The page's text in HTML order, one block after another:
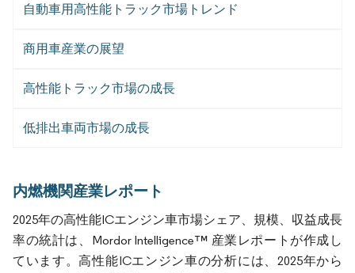
自動車用高性能トラック市場トレンド
商用車産業の展望
高性能トラック市場の成長
低排出車両市場の成長
内燃機関産業レポート
2025年の高性能ICエンジン車市場シェア、規模、収益成長
率の統計は、Mordor Intelligence™ 産業レポートが作成し
ています。高性能ICエンジン車の分析には、2025年から